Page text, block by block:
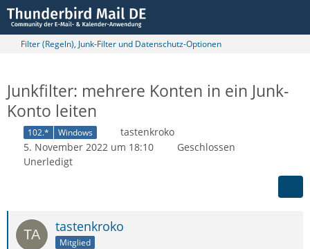
Filter (Regeln), Junk-Filter und Datenschutz-Optionen
Junkfilter: mehrere Konten in ein Junk-
Konto leiten
102.* Windows
tastenkroko
5. November 2022 um 18:10
Geschlossen
Unerledigt
tastenkroko
Mitglied